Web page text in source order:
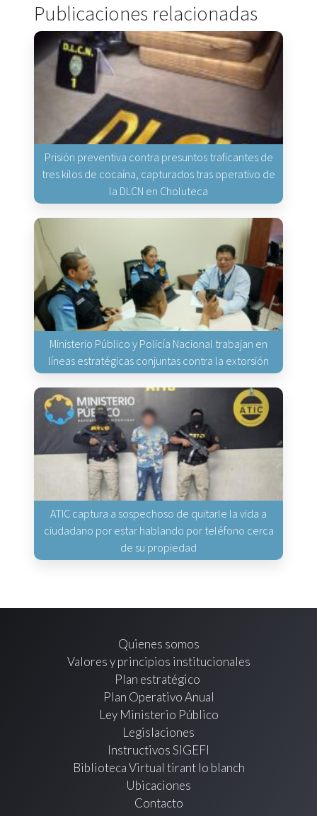
Publicaciones relacionadas
Prisión preventiva contra presuntos traficantes de
tres kilos de cocaína, capturados tras operativo de
la DLCN en Choluteca
Ministerio Público y Policía Nacional trabajan en
líneas estratégicas conjuntas contra la extorsión
ATIC captura a sospechoso de quitarle la vida a
ciudadano por estar hablando por teléfono cerca
de su propiedad
Quienes somos
Valores y principios institucionales
Plan estratégico
Plan Operativo Anual
Ley Ministerio Público
Legislaciones
Instructivos SIGEFI
Biblioteca Virtual tirant lo blanch
Ubicaciones
Contacto